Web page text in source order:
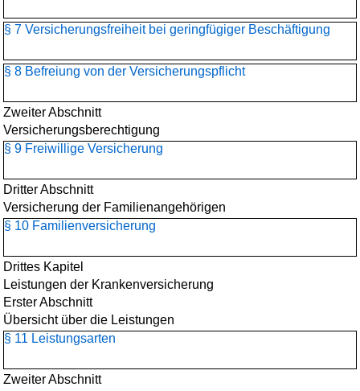
§ 7 Versicherungsfreiheit bei geringfügiger Beschäftigung
§ 8 Befreiung von der Versicherungspflicht
Zweiter Abschnitt
Versicherungsberechtigung
§ 9 Freiwillige Versicherung
Dritter Abschnitt
Versicherung der Familienangehörigen
§ 10 Familienversicherung
Drittes Kapitel
Leistungen der Krankenversicherung
Erster Abschnitt
Übersicht über die Leistungen
§ 11 Leistungsarten
Zweiter Abschnitt